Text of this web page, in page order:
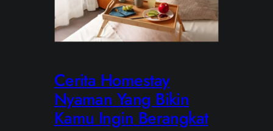
Cerita Homestay
Nyaman Yang Bikin
Kamu Ingin Berangkat